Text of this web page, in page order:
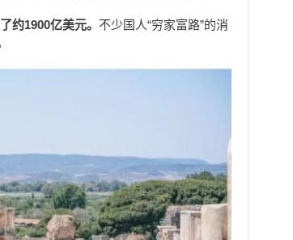
约1900亿美元。 不少国人“穷家富路”的消